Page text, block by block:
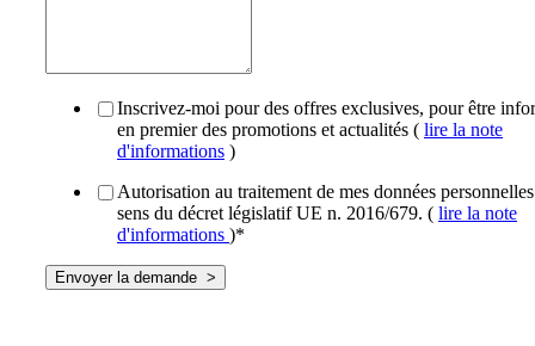
Inscrivez-moi pour des offres exclusives, pour être
en premier des promotions et actualités ( lire la note
d'informations )
Autorisation au traitement de mes données
sens du décret législatif UE n. 2016/679. ( lire la note
d'informations )*